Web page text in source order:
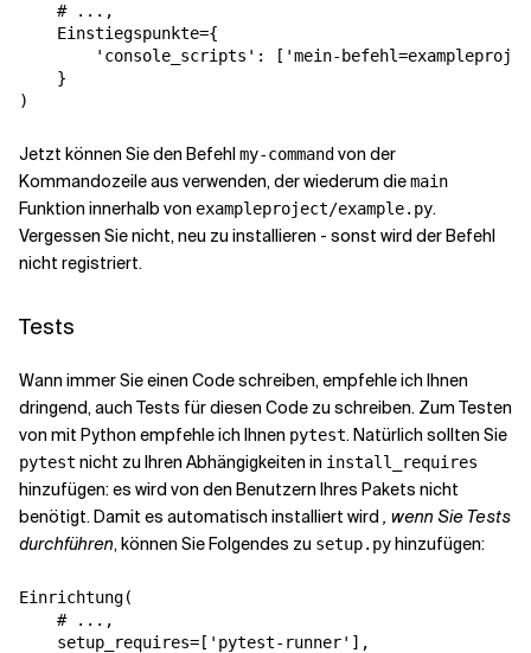
# ...,
Einstiegspunkte={
'console_scripts' : [ 'mein-
}
)
Jetzt können Sie den Befehlmy-command von der
Kommandozeile aus verwenden, der wiederum diemain
Funktion innerhalb von exampleproject/example.py.
Vergessen Sie nicht, neu zu installieren - sonst wird der Befehl
nicht registriert.
Tests
Wann immer Sie einen Code schreiben, empfehle ich Ihnen
dringend, auch Tests für diesen Code zu schreiben. Zum Testen
von mit Python empfehle ich Ihnen pytest. Natürlich sollten Sie
pytest nicht zu Ihren Abhängigkeiten in install_requires
hinzufügen: es wird von den Benutzern Ihres Pakets nicht
benötigt. Damit es automatisch installiert wird , wenn Sie Tests
durchführen, können Sie Folgendes zu setup.pyhinzufügen:
Einrichtung(
# ...,
setup_requires= [ 'pytest-runner' ],